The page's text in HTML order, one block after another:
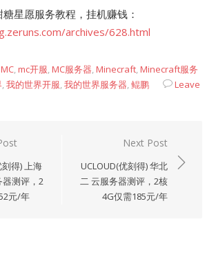
星愿服务教程，挂机赚钱：
archives/628.html
MC,mc开服,MC服务器,Minecraft,Minecraft服务
,我的世界开服,我的世界服务器,鲲鹏
Leave
得) 上海
器测评，2
元/年
Next Post
UCLOUD(优刻得) 华北
二 云服务器测评，2核
4G仅需185元/年